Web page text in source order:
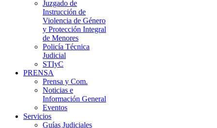
Juzgado de
Instrucción de
Violencia de Género
y Protección Integral
de Menores
Policía Técnica
Judicial
STIyC
PRENSA
Prensa y Com.
Noticias e
Información General
Eventos
Servicios
Guías Judiciales